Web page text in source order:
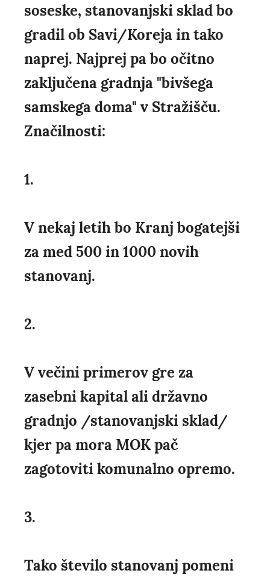
soseske, stanovanjski sklad bo
gradil ob Savi/Koreja in tako
naprej. Najprej pa bo očitno
zaključena gradnja "bivšega
samskega doma" v Stražišču.
Značilnosti:
1.
V nekaj letih bo Kranj bogatejši
za med 500 in 1000 novih
stanovanj.
2.
V večini primerov gre za
zasebni kapital ali državno
gradnjo /stanovanjski sklad/
kjer pa mora MOK pač
zagotoviti komunalno opremo.
3.
Tako število stanovanj pomeni